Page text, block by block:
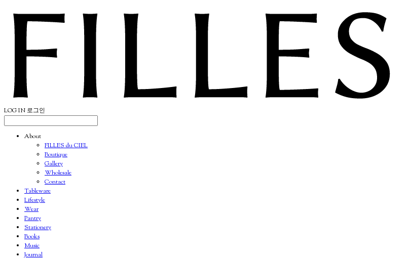
LOG IN 로그인
About
FILLES du CIEL
Boutique
Gallery
Wholesale
Contact
Tableware
Lifestyle
Wear
Pantry
Stationery
Books
Music
Journal